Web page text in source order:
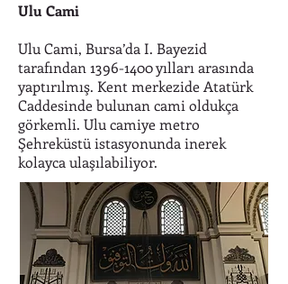
Ulu Cami
Ulu Cami, Bursa’da I. Bayezid
tarafından 1396-1400yılları arasında
yaptırılmış. Kent merkezide Atatürk
Caddesinde bulunan cami oldukça
görkemli. Ulu camiye metro
Şehreküstü istasyonunda inerek
kolayca ulaşılabiliyor.